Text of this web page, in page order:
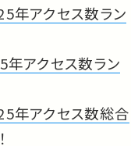
年アクセス数ラン
年アクセス数ラン
年アクセス数総合